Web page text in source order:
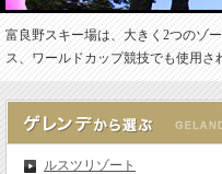
富良野スキー場は、大きく2つのゾ
ス、ワールドカップ競技でも使用
ルスツリゾート